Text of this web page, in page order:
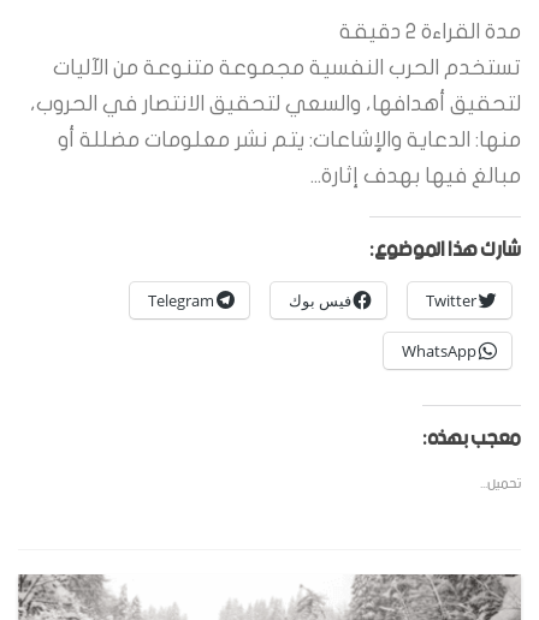
مدة القراءة 2 دقيقة
تستخدم الحرب النفسية مجموعة متنوعة من الآليات
لتحقيق أهدافها، والسعي لتحقيق الانتصار في الحروب،
منها: الدعاية والإشاعات: يتم نشر معلومات مضللة أو
مبالغ فيها بهدف إثارة...
شارك هذا الموضوع:
Twitter فيس بوك Telegram
WhatsApp
معجب بهذه:
تحميل...